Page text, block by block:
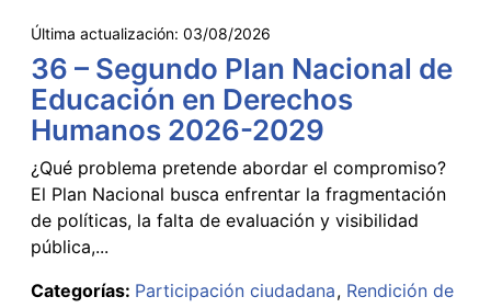
Última actualización: 03/08/2026
36 – Segundo Plan Nacional de
Educación en Derechos
Humanos 2026-2029
¿Qué problema pretende abordar el compromiso?
El Plan Nacional busca enfrentar la fragmentación
de políticas, la falta de evaluación y visibilidad
pública,...
Categorías: Participación ciudadana Rendición de